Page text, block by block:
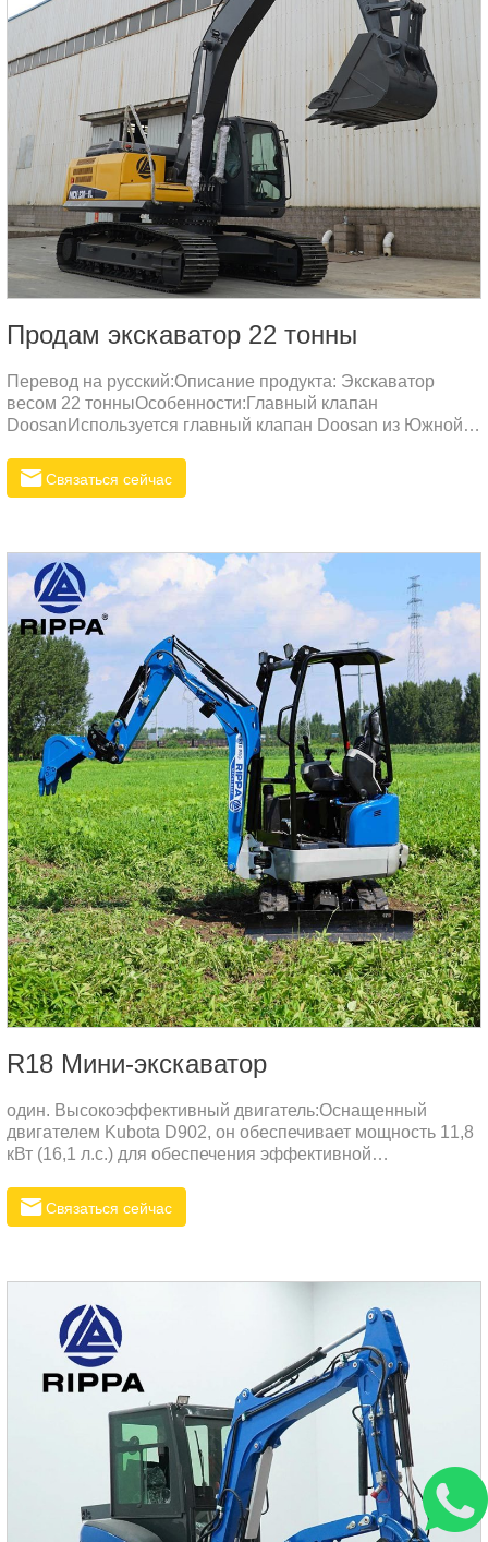
Продам экскаватор 22 тонны
Перевод на русский:Описание продукта: Экскаватор
весом 22 тонныОсобенности:Главный клапан
DoosanИспользуется главный клапан Doosan из Южной
потери давления. По сравнению с клапанами других
брендов, клапан Doosan отличается более эффективным
Связаться сейчас
R18 Мини-экскаватор
один. Высокоэффективный двигатель:Оснащенный
двигателем Kubota D902, он обеспечивает мощность 11,8
кВт (16,1 л.с.) для обеспечения эффективной
уровень шума, при этом уделяется внимание защите
окружающей среды.два. Отличная производительность
копании.Максимальный радиус раскопок составляет 3975
мм, максимальная глубина раскопок — 2420 мм, а
максимальная высота раскопок — 3396 мм, что
обеспечивает широкий рабочий диапазон.три.
Связаться сейчас